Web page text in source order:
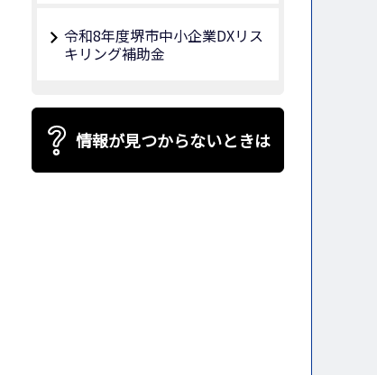
令和8年度堺市中小企業DXリス
キリング補助金
情報が見つからないときは